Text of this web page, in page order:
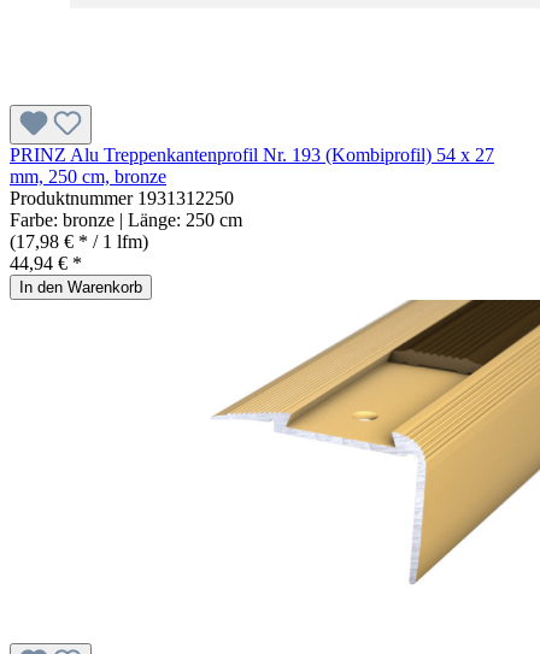
PRINZ Alu Treppenkantenprofil Nr. 193 (Kombiprofil) 54 x 27
mm, 250 cm, bronze
Produktnummer 1931312250
Farbe: bronze | Länge: 250 cm
(17,98 € * / 1 lfm)
44,94 € *
In den Warenkorb